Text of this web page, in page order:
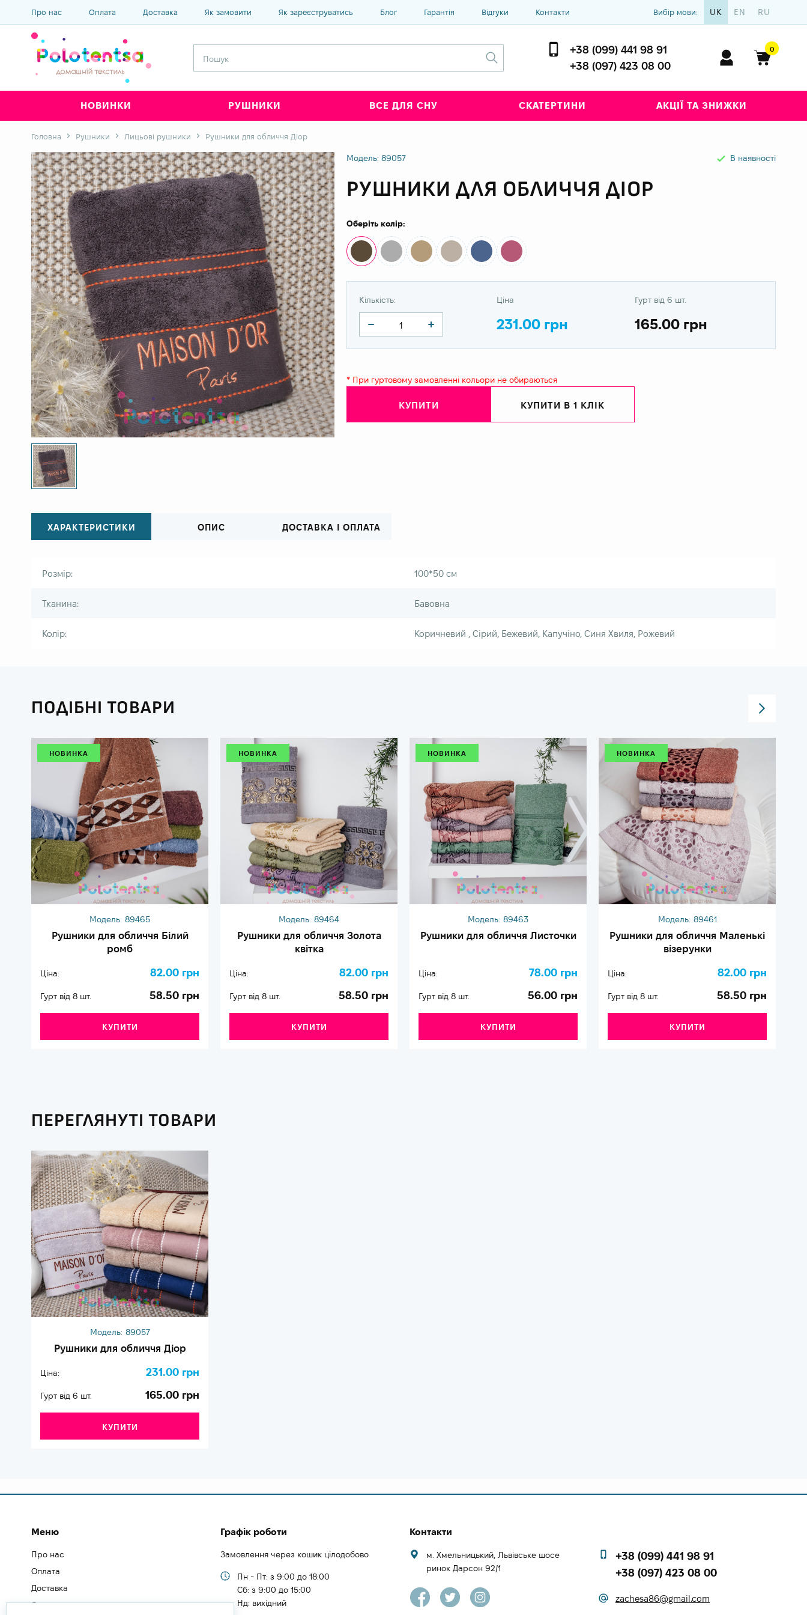
Про нас Оплата Доставка Як замовити Як зареєструватись Блог Гарантія Відгуки Контакти Вибір мови: UK EN RU
+38 (099) 441 98 91
+38 (097) 423 08 00
0
НОВИНКИ РУШНИКИ ВСЕ ДЛЯ СНУ СКАТЕРТИНИ АКЦІЇ ТА ЗНИЖКИ
Головна Рушники Лицьові рушники Рушники для обличчя Діор
Модель: 89057 В наявності
РУШНИКИ ДЛЯ ОБЛИЧЧЯ ДІОР
Оберіть колір:
Кількість: Ціна
231.00 грн
Гурт від 6 шт.
165.00 грн
* При гуртовому замовленні кольори не обираються
КУПИТИ КУПИТИ В 1 КЛІК
ХАРАКТЕРИСТИКИ ОПИС ДОСТАВКА І ОПЛАТА
Розмір: 100*50 см
Тканина: Бавовна
Колір: Коричневий , Сірий, Бежевий, Капучіно, Синя Хвиля, Рожевий
ПОДІБНІ ТОВАРИ
НОВИНКА
Модель: 89465
Рушники для обличчя Білий
ромб
Ціна: 82.00 грн
Гурт від 8 шт. 58.50 грн
КУПИТИ
НОВИНКА
Модель: 89464
Рушники для обличчя Золота
квітка
Ціна: 82.00 грн
Гурт від 8 шт. 58.50 грн
КУПИТИ
НОВИНКА
Модель: 89463
Рушники для обличчя Листочки
Ціна: 78.00 грн
Гурт від 8 шт. 56.00 грн
КУПИТИ
НОВИНКА
Модель: 89461
Рушники для обличчя Маленькі
візерунки
Ціна: 82.00 грн
Гурт від 8 шт. 58.50 грн
КУПИТИ
ПЕРЕГЛЯНУТІ ТОВАРИ
Модель: 89057
Рушники для обличчя Діор
Ціна: 231.00 грн
Гурт від 6 шт. 165.00 грн
КУПИТИ
Меню
Про нас
Оплата
Доставка
Як замовити
Графік роботи
Замовлення через кошик цілодобово
Пн - Пт: з 9:00 до 18:00
Cб: з 9:00 до 15:00
Нд: вихідний
Контакти
м. Хмельницький, Львівське шосе
ринок Дарсон 92/1
+38 (099) 441 98 91
+38 (097) 423 08 00
zachesa86@gmail.com